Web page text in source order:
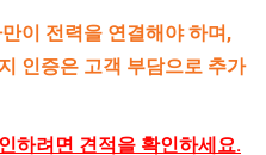
이 전력을 연결해야 하며,
인증은 고객 부담으로 추가
하려면 견적을 확인하세요.